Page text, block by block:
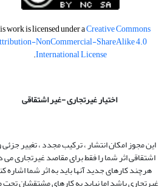
work is licensed under aCreative Commons
NonCommercial-ShareAlike 4.0
International License
.
اختیار غیرتجاری -غیر اشتقاقی
این مجوز امکان انتشار ، ترکیب مجدد ، تغییر جزئی
اشتقاقی اثر شما را فقط برای مقاصد غیرتجاری
هرچند کارهای جدید آنها باید به اثر شما اشاره
غیرتجاری باشد اما نباید به کارهای مشتقشان